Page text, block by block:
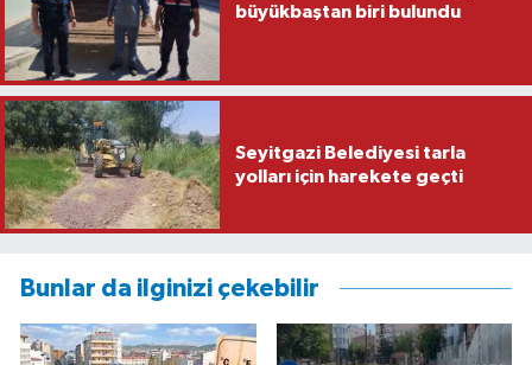
büyükbaştan biri bulundu
Seyitgazi Belediyesi tarla
yolları için harekete geçti
Bunlar da ilginizi çekebilir